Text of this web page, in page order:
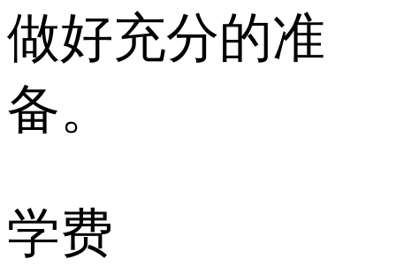
做好充分的准
备。
学费